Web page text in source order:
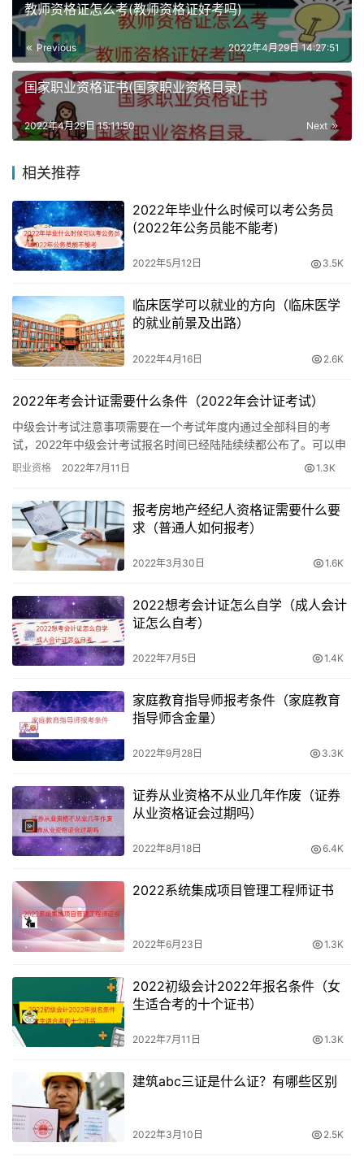
3、取得技工学校，本专业或相关专业毕业证（含在校毕业
生）；或中等职业学校本专业或相关专业毕业证书。
高级消防设施操作员：
1、取得本或相关职业中级证书后，累计从事本职业或相关
学院毕业证书；或取得本或相关职业中级证书，并有高等职
业学校本或相关专业毕业证；
3、取得本或相关职业中级证书，并且具有大专及以上本或
相关专业毕业证书，累计从事本或相关职业工作2年（含）
以上。cztczt
教师资格证怎么考(教师资格证好考吗)
Previous 2022年4月29日 14:27:51
国家职业资格证书(国家职业资格目录)
Next
2022年4月29日 15:11:50
相关推荐
2022年毕业什么时候可以考公务员
(2022年公务员能不能考)
2022年5月12日 3.5K
临床医学可以就业的方向（临床医学
的就业前景及出路）
2022年4月16日 2.6K
2022年考会计证需要什么条件（2022年会计证考试）
中级会计考试注意事项需要在一个考试年度内通过全部科目的考
试，2022年中级会计考试报名时间已经陆陆续续都公布了。可以申
请参加注册会计师全国统一考试综合阶段考试：2022年中级会计
职业资格 2022年7月11日 1.3K
报考房地产经纪人资格证需要什么要
求（普通人如何报考）
2022年3月30日 1.6K
2022想考会计证怎么自学（成人会计
证怎么自考）
2022年7月5日 1.4K
家庭教育指导师报考条件（家庭教育
指导师含金量）
2022年9月28日 3.3K
证券从业资格不从业几年作废（证券
从业资格证会过期吗）
2022年8月18日 6.4K
2022系统集成项目管理工程师证书
2022年6月23日 1.3K
2022初级会计2022年报名条件（女
生适合考的十个证书）
2022年7月11日 1.3K
建筑abc三证是什么证？有哪些区别
2022年3月10日 2.5K